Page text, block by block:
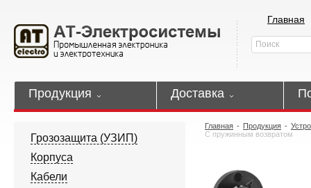
Главная
Продукция Доставка
Грозозащита (УЗИП)
Корпуса
Кабели
Главная - Продукция -
С пружинным возвратом